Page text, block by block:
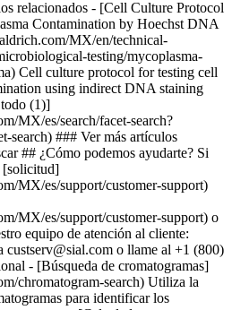
### Ver más artículos
## ¿Cómo podemos ayudarte? Si
[solicitud]
MX/es/support/customer-support)
MX/es/support/customer-support) o
equipo de atención al cliente:
custserv@sial.com o llame al +1 (800)
- [Búsqueda de cromatogramas]
chromatogram-search) Utiliza la
para identificar los